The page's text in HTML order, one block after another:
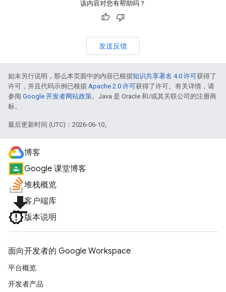
该内容对您有帮助吗？
发送反馈
如未另行说明，那么本页面中的内容已根据知识共享署名 4.0 许可获得了
许可，并且代码示例已根据 Apache 2.0 许可获得了许可。有关详情，请
参阅 Google 开发者网站政策。Java 是 Oracle 和/或其关联公司的注册商
标。
最后更新时间 (UTC)：2026-06-10。
博客
Google 课堂博客
堆栈概览
file_download客户端库
版本说明
面向开发者的 Google Workspace
平台概览
开发者产品